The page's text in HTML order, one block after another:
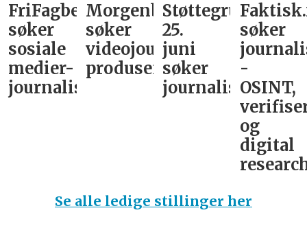
FriFagbevegelse
søker
sosiale
medier-
journalist
Morgenbladet
søker
videojournalist/podkast-
produsent
Støttegruppa
25.
juni
søker
journalist
søker
-
OSINT,
og
digital
Se alle ledige stillinger her